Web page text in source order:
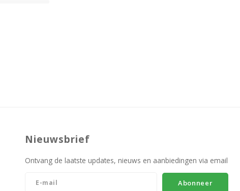
Nieuwsbrief
Ontvang de laatste updates, nieuws en aanbiedingen via email
Abonneer